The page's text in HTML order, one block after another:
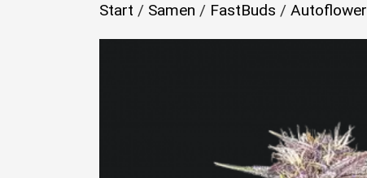
Start / Samen / FastBuds / Autoflower